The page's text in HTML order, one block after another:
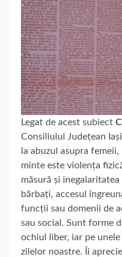
Legat de acest subiect
Consiliului Județean
la abuzul asupra
minte este violența
măsură și
bărbați, accesul
funcții sau domenii de
sau social. Sunt forme
ochiul liber, iar pe
zilelor noastre. Îi